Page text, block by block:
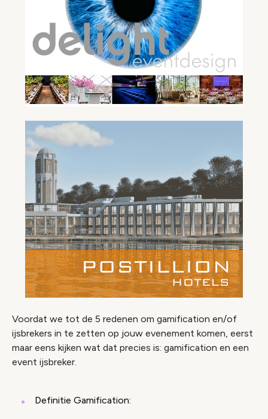
Voordat we tot de 5 redenen om gamification en/of
ijsbrekers in te zetten op jouw evenement komen, eerst
maar eens kijken wat dat precies is: gamification en een
event ijsbreker.
Definitie Gamification: